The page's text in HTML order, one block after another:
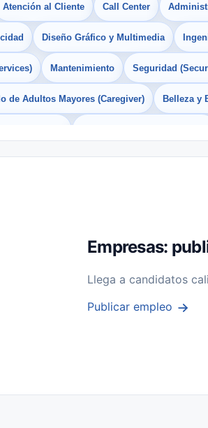
Atención al Cliente Call Center
Diseño Gráfico y Multimedia
Mantenimiento Seguridad
de Adultos Mayores (Caregiver) Belleza y
Empleos Bilingües (English/Spanish) Sin
Empresas:
Llega a candidatos
Publicar empleo